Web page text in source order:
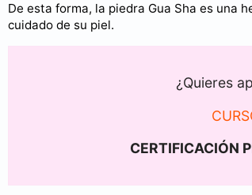
De esta forma, la piedra Gua Sha es una
cuidado de su piel.
¿Quieres
CERTIFICACIÓN